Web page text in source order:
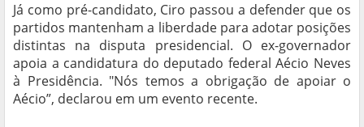
Já como pré-candidato, Ciro passou a defender que os
partidos mantenham a liberdade para adotar posições
distintas na disputa presidencial. O ex-governador
apoia a candidatura do deputado federal Aécio Neves
à Presidência. "Nós temos a obrigação de apoiar o
Aécio”, declarou em um evento recente.